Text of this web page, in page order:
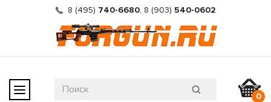
8 (495) 740-6680, 8 (903) 540-0602
0